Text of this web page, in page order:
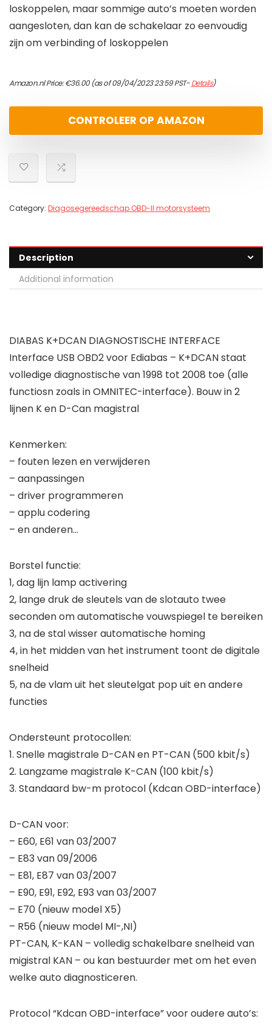
loskoppelen, maar sommige auto’s moeten worden
aangesloten, dan kan de schakelaar zo eenvoudig
zijn om verbinding of loskoppelen
Amazon.nl Price:€36.00(as of 09/04/2023 23:59 PST-Details)
CONTROLEER OP AMAZON
Category: Diagosegereedschap OBD-II motorsysteem
Description
Additional information
DIABAS K+DCAN DIAGNOSTISCHE INTERFACE
Interface USB OBD2 voor Ediabas – K+DCAN staat
volledige diagnostische van 1998 tot 2008 toe (alle
functiosn zoals in OMNITEC-interface). Bouw in 2
lijnen K en D-Can magistral
Kenmerken:
– fouten lezen en verwijderen
– aanpassingen
– driver programmeren
– applu codering
– en anderen…
Borstel functie:
1, dag lijn lamp activering
2, lange druk de sleutels van de slotauto twee
seconden om automatische vouwspiegel te bereiken
3, na de stal wisser automatische homing
4, in het midden van het instrument toont de digitale
snelheid
5, na de vlam uit het sleutelgat pop uit en andere
functies
Ondersteunt protocollen:
1. Snelle magistrale D-CAN en PT-CAN (500 kbit/s)
2. Langzame magistrale K-CAN (100 kbit/s)
3. Standaard bw-m protocol (Kdcan OBD-interface)
D-CAN voor:
– E60, E61 van 03/2007
– E83 van 09/2006
– E81, E87 van 03/2007
– E90, E91, E92, E93 van 03/2007
– E70 (nieuw model X5)
– R56 (nieuw model MI-,NI)
PT-CAN, K-KAN – volledig schakelbare snelheid van
migistral KAN – ou kan bestuurder met om het even
welke auto diagnosticeren.
Protocol “Kdcan OBD-interface” voor oudere auto’s: